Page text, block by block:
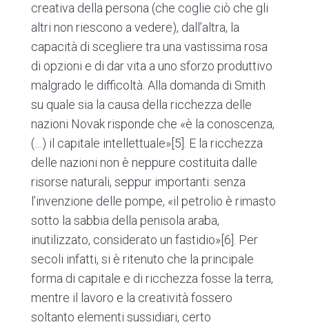
creativa della persona (che coglie ciò che gli
altri non riescono a vedere), dall’altra, la
capacità di scegliere tra una vastissima rosa
di opzioni e di dar vita a uno sforzo produttivo
malgrado le difficoltà. Alla domanda di Smith
su quale sia la causa della ricchezza delle
nazioni Novak risponde che «è la conoscenza,
(…) il capitale intellettuale»[5]
. E la ricchezza
delle nazioni non è neppure costituita dalle
risorse naturali, seppur importanti: senza
l’invenzione delle pompe, «il petrolio è rimasto
sotto la sabbia della penisola araba,
inutilizzato, considerato un fastidio»[6]
. Per
secoli infatti, si è ritenuto che la principale
forma di capitale e di ricchezza fosse la terra,
mentre il lavoro e la creatività fossero
soltanto elementi sussidiari, certo